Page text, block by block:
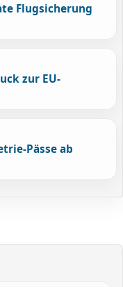
Flugsicherung
zur EU-
Pässe ab